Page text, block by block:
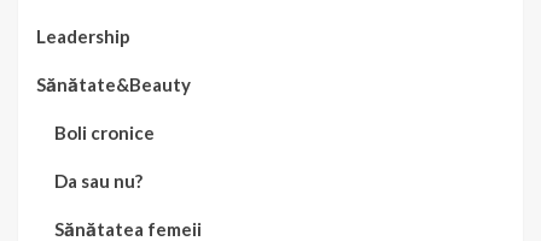
Leadership
Sănătate&Beauty
Boli cronice
Da sau nu?
Sănătatea femeii